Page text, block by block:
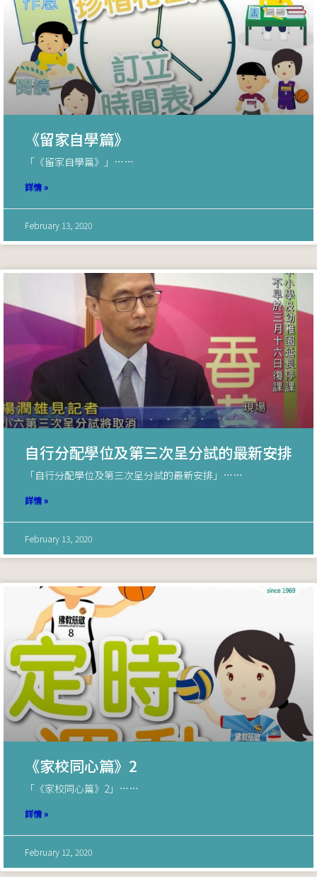
《留家自學篇》
「《留家自學篇》」……
詳情 »
February 13, 2020
自行分配學位及第三次呈分試的最新安排
「自行分配學位及第三次呈分試的最新安排」……
詳情 »
February 13, 2020
《家校同心篇》2
「《家校同心篇》2」……
詳情 »
February 12, 2020